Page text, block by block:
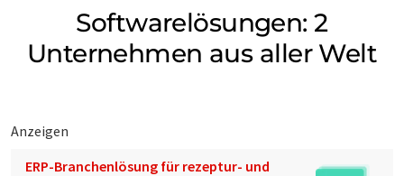
Softwarelösungen: 2
Unternehmen aus aller Welt
Anzeigen
ERP-Branchenlösung für rezeptur- und